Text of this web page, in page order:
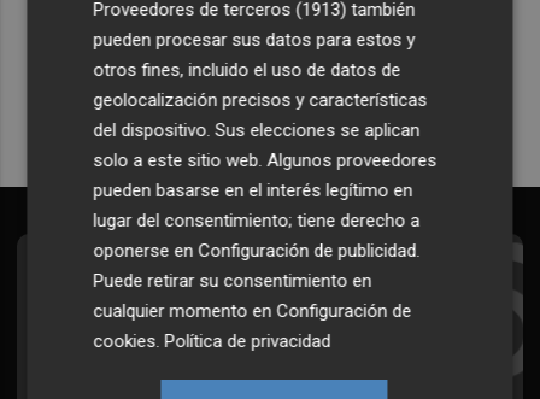
Plaza Podcast en tu correo
Quiero suscribirme
Suscríbete al Boletín
Todos los días a primera hora en tu email
¡Quiero suscribirme!
Proveedores de terceros (1913) también
pueden procesar sus datos para estos y
otros fines, incluido el uso de datos de
geolocalización precisos y características
del dispositivo. Sus elecciones se aplican
solo a este sitio web. Algunos proveedores
pueden basarse en el interés legítimo en
lugar del consentimiento; tiene derecho a
oponerse enConfiguración de publicidad.
Puede retirar su consentimiento en
cualquier momento enConfiguración de
cookies.Política de privacidad